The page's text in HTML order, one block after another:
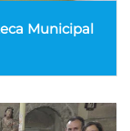
Municipal